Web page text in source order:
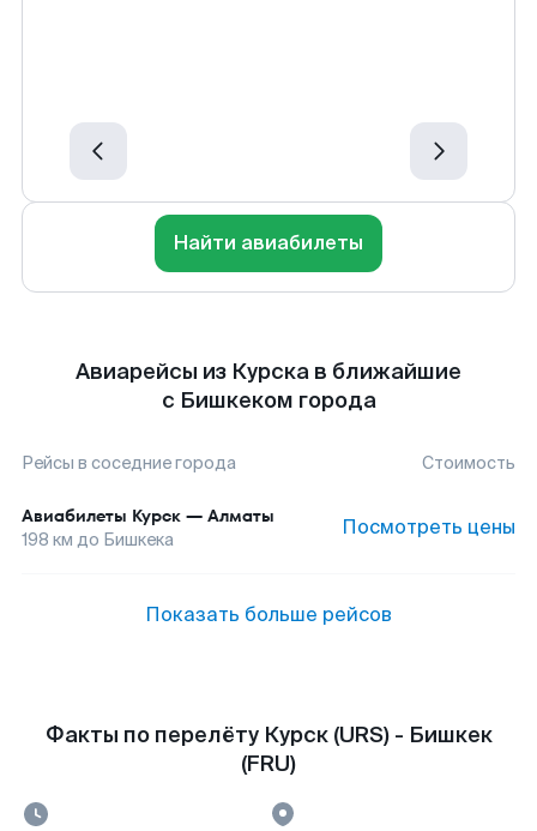
Найти авиабилеты
Авиарейсы из Курска в ближайшие
с Бишкеком города
Рейсы в соседние города Стоимость
Авиабилеты Курск — Алматы
198 км до Бишкека Посмотреть цены
Показать больше рейсов
Факты по перелёту Курск (URS) - Бишкек
(FRU)